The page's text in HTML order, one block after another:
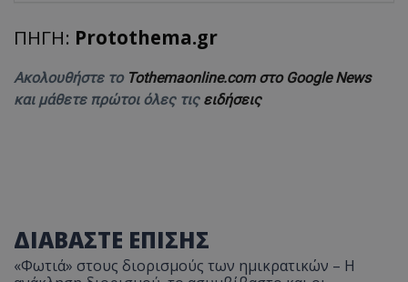
ΠΗΓΗ: Protothema.gr
Ακολουθήστε το Tothemaonline.com στο Google News
και μάθετε πρώτοι όλες τις ειδήσεις
ΔΙΑΒΑΣΤΕ ΕΠΙΣΗΣ
«Φωτιά» στους διορισμούς των ημικρατικών – Η